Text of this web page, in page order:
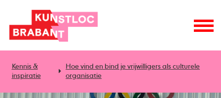
Kennis &
inspiratie
Hoe vind en bind je vrijwilligers als culturele
organisatie